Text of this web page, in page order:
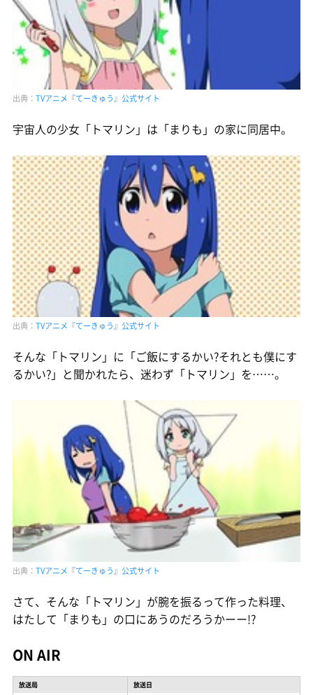
出典： TVアニメ『てーきゅう』公式サイト
宇宙人の少女「トマリン」は「まりも」の家に同居中。
出典： TVアニメ『てーきゅう』公式サイト
そんな「トマリン」に「ご飯にするかい?それとも僕にす
るかい?」と聞かれたら、迷わず「トマリン」を……。
出典： TVアニメ『てーきゅう』公式サイト
さて、そんな「トマリン」が腕を振るって作った料理、
はたして「まりも」の口にあうのだろうかーー!?
ON AIR
放送局 放送日